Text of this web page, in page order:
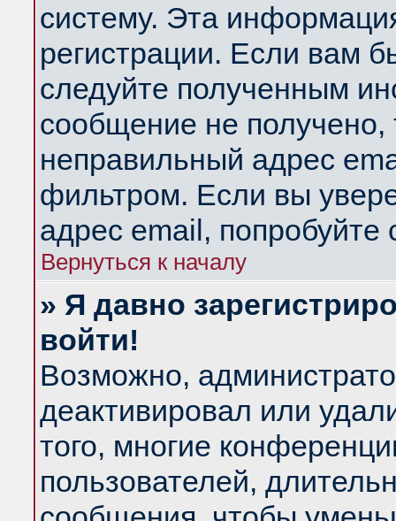
систему. Эта
регистрации. Если вам
следуйте полученным
сообщение не получено,
неправильный адрес
фильтром. Если вы
адрес email, попробуйте
Вернуться к началу
» Я давно
войти!
Возможно,
деактивировал или
того, многие
пользователей,